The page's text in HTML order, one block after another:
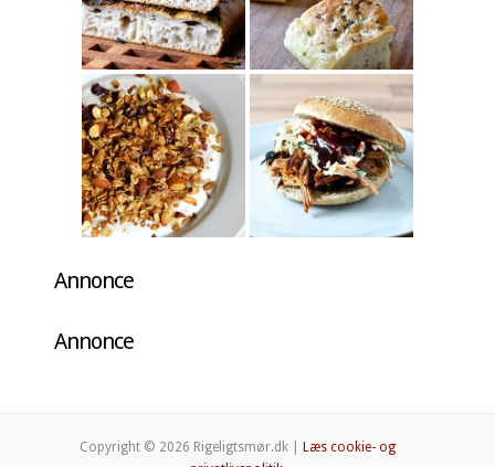
Annonce
Annonce
Copyright © 2026 Rigeligtsmør.dk |
Læs cookie- og